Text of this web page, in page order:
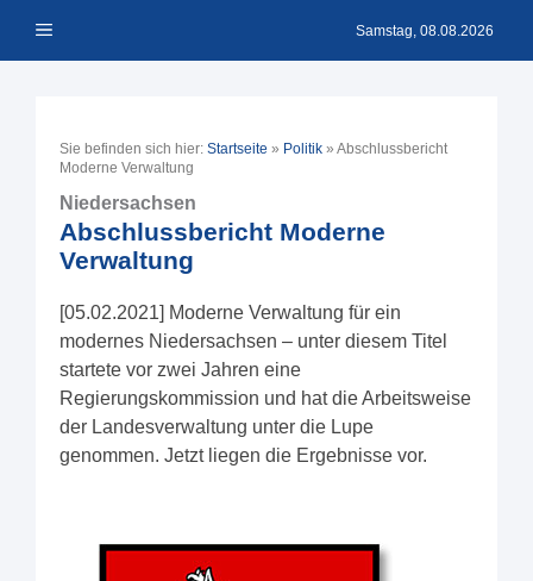
Inhalt Menü Samstag, 08.08.2026
Sie befinden sich hier: Startseite » Politik » Abschlussbericht
Moderne Verwaltung
Niedersachsen
Abschlussbericht Moderne
Verwaltung
[05.02.2021] Moderne Verwaltung für ein
modernes Niedersachsen – unter diesem Titel
startete vor zwei Jahren eine
Regierungskommission und hat die Arbeitsweise
der Landesverwaltung unter die Lupe
genommen. Jetzt liegen die Ergebnisse vor.